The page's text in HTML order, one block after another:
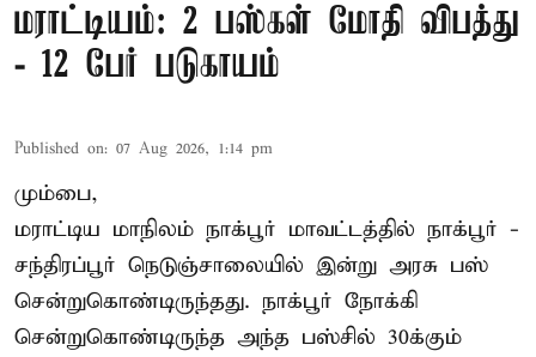
மராட்டியம்: 2 பஸ்கள் மோதி விபத்து
- 12 பேர் படுகாயம்
Published on: 07 Aug 2026, 1:14 pm
மும்பை,
மராட்டிய மாநிலம் நாக்பூர் மாவட்டத்தில் நாக்பூர் -
சந்திரப்பூர் நெடுஞ்சாலையில் இன்று அரசு பஸ்
சென்றுகொண்டிருந்தது. நாக்பூர் நோக்கி
சென்றுகொண்டிருந்த அந்த பஸ்சில் 30க்கும்